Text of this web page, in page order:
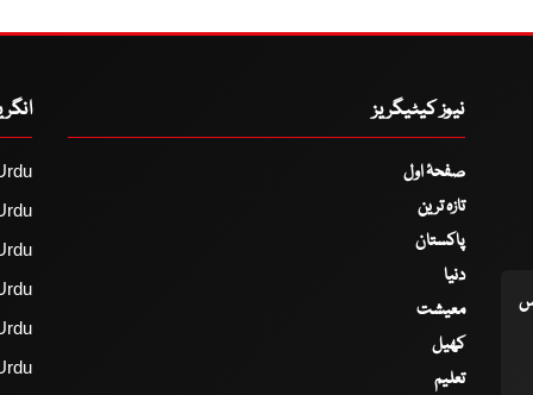
نیوز کیٹیگریز
صفحۂ اول
تازہ ترین
پاکستان
دنیا
معیشت
کھیل
تعلیم